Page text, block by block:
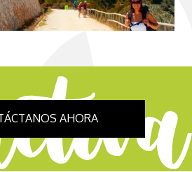
AHORA